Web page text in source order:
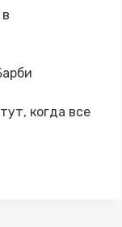
когда все